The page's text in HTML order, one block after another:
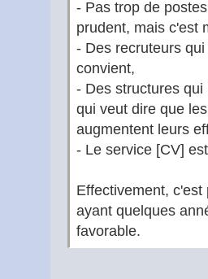
- Pas trop de
prudent, mais c'est
- Des recruteurs
convient,
- Des structures
qui veut dire que
augmentent leurs
- Le service [CV]
Effectivement,
ayant quelques
favorable.